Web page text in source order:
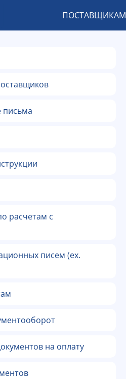
ПОСТАВЩИКАМ
расчетам с
писем (ex.
на оплату